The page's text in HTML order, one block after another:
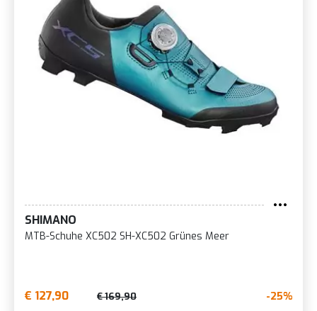
SHIMANO
MTB-Schuhe XC502 SH-XC502 Grünes Meer
€ 127,90 € 169,90 -25%